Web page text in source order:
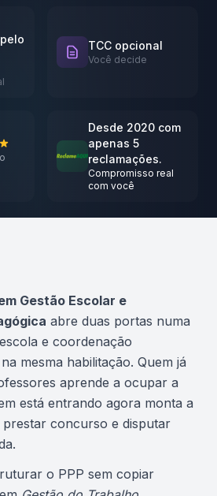
TCC opcional
Você decide
Desde 2020 com
apenas 5
reclamações.
Compromisso real
com você
2026
Gestão Escolar e
abre duas portas numa
e coordenação
mesma habilitação. Quem já
aprende a ocupar a
está entrando agora monta a
concurso e disputar
o PPP sem copiar